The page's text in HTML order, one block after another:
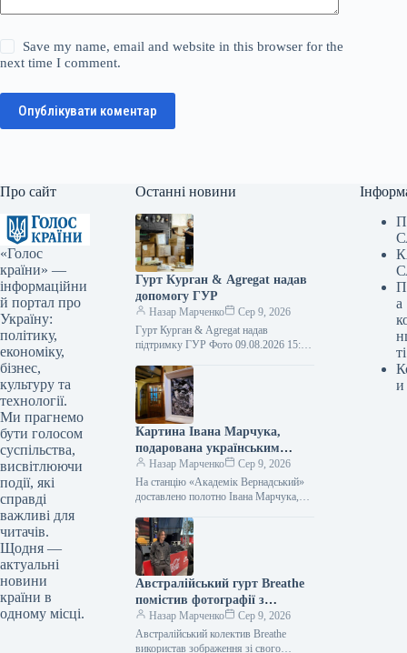
Save my name, email and website in this browser for the
next time I comment.
Опублікувати коментар
Про сайт
«Голос
країни» —
інформаційни
й портал про
Україну:
політику,
економіку,
бізнес,
культуру та
технології.
Ми прагнемо
бути голосом
суспільства,
висвітлюючи
події, які
справді
важливі для
читачів.
Щодня —
актуальні
новини
країни в
одному місці.
Останні новини
Гурт Курган & Agregat надав
допомогу ГУР
Назар Марченко
Сер 9, 2026
Гурт Курган & Agregat надав
підтримку ГУР Фото 09.08.2026 15:11
підрозділу ГУР МО «Артан»
отримали чергову допомогу…
Картина Івана Марчука,
подарована українським
полярникам, прибула на
станцію «Академік
Вернадський».
Назар Марченко
Сер 9, 2026
На станцію «Академік Вернадський»
доставлено полотно Івана Марчука,
полярникам Фото 09.08.2026 15:27
Укрінформ На антарктичну станцію…
Австралійський гурт Breathe
помістив фотографії з
київського концерту на
обкладинку свого альбому.
Назар Марченко
Сер 9, 2026
Австралійський колектив Breathe
використав зображення зі свого
а
ті
и